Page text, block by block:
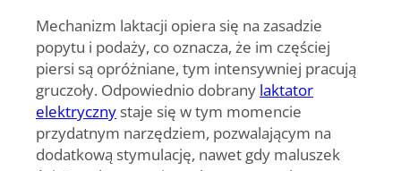
Mechanizm laktacji opiera się na zasadzie
popytu i podaży, co oznacza, że im częściej
piersi są opróżniane, tym intensywniej pracują
gruczoły. Odpowiednio dobrany laktator
elektryczny staje się w tym momencie
przydatnym narzędziem, pozwalającym na
dodatkową stymulację, nawet gdy maluszek